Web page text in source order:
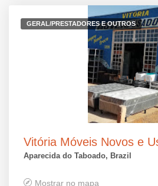
GERAL/PRESTADORES E OUTROS
Vitória Móveis Novos e
Aparecida do Taboado, Brazil
Mostrar no mapa